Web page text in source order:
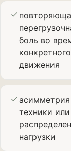
боль во
конкретного
движения
асимметрия
техники или
нагрузки